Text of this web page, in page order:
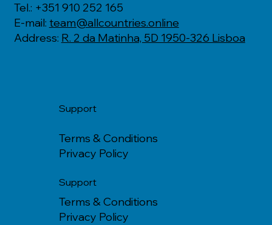
Support
Terms & Conditions
Privacy Policy
Support
Terms & Conditions
Privacy Policy
Tel.: +351 910 252 165
E-mail: team@allcountries.online
Address: R. 2 da Matinha, 5D 1950-326 Lisboa